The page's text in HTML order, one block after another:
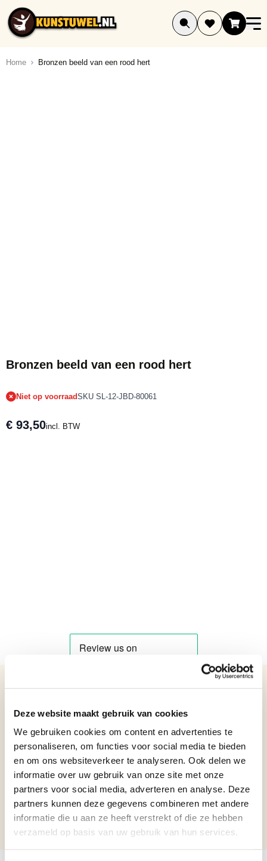
Deze website maakt gebruik van cookies
We gebruiken cookies om content en advertenties te
personaliseren, om functies voor social media te bieden
en om ons websiteverkeer te analyseren. Ook delen we
informatie over uw gebruik van onze site met onze
partners voor social media, adverteren en analyse. Deze
partners kunnen deze gegevens combineren met andere
informatie die u aan ze heeft verstrekt of die ze hebben
verzameld op basis van uw gebruik van hun services.
Ga naar de inhoud
Home Bronzen beeld van een rood hert
Bronzen beeld van een rood hert
Niet op voorraadSKU SL-12-JBD-80061
€ 93,50incl. BTW
Details over het product
Bronzen beeld van een rood hert
Netto gewicht: 3.5
Bruto gewicht: 3.7
Formaat beelden Beelden van 15 t/m 35 cm
Locatie beelden Binnen beelden